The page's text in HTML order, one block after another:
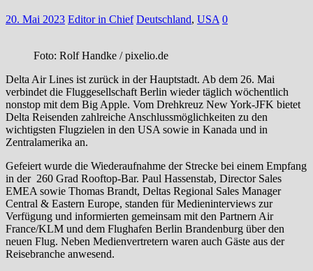
20. Mai 2023 Editor in Chief Deutschland, USA 0
Foto: Rolf Handke / pixelio.de
Delta Air Lines ist zurück in der Hauptstadt. Ab dem 26. Mai
verbindet die Fluggesellschaft Berlin wieder täglich wöchentlich
nonstop mit dem Big Apple. Vom Drehkreuz New York-JFK bietet
Delta Reisenden zahlreiche Anschlussmöglichkeiten zu den
wichtigsten Flugzielen in den USA sowie in Kanada und in
Zentralamerika an.
Gefeiert wurde die Wiederaufnahme der Strecke bei einem Empfang
in der 260 Grad Rooftop-Bar. Paul Hassenstab, Director Sales
EMEA sowie Thomas Brandt, Deltas Regional Sales Manager
Central & Eastern Europe, standen für Medieninterviews zur
Verfügung und informierten gemeinsam mit den Partnern Air
France/KLM und dem Flughafen Berlin Brandenburg über den
neuen Flug. Neben Medienvertretern waren auch Gäste aus der
Reisebranche anwesend.